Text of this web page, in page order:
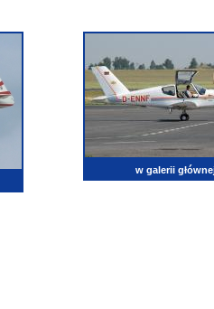
w galerii